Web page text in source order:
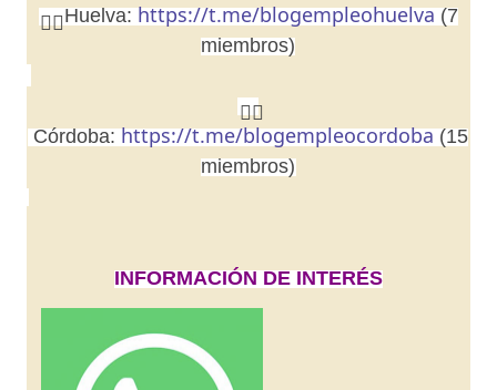
👉🏼Huelva: https://t.me/blogempleohuelva (7
miembros)
👉🏼
Córdoba: https://t.me/blogempleocordoba (15
miembros)
INFORMACIÓN DE INTERÉS